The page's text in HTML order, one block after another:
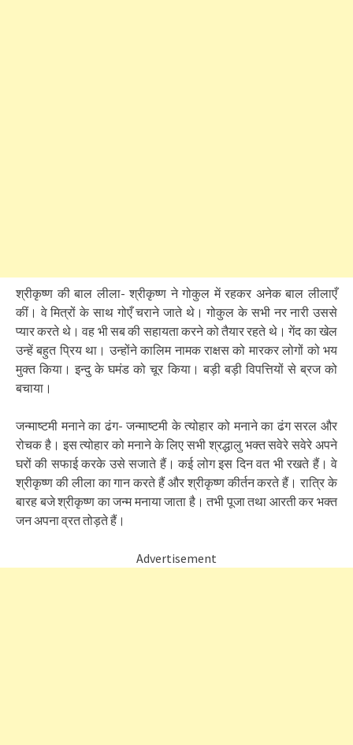
श्रीकृष्ण की बाल लीला- श्रीकृष्ण ने गोकुल में रहकर अनेक बाल लीलाएँ
कीं। वे मित्रों के साथ गोएँ चराने जाते थे। गोकुल के सभी नर नारी उससे
प्यार करते थे। वह भी सब की सहायता करने को तैयार रहते थे। गेंद का खेल
उन्हें बहुत प्रिय था। उन्होंने कालिम नामक राक्षस को मारकर लोगों को भय
मुक्त किया। इन्दु के घमंड को चूर किया। बड़ी बड़ी विपत्तियों से ब्रज को
बचाया।
जन्माष्टमी मनाने का ढंग- जन्माष्टमी के त्योहार को मनाने का ढंग सरल और
रोचक है। इस त्योहार को मनाने के लिए सभी श्रद्धालु भक्त सवेरे सवेरे अपने
घरों की सफाई करके उसे सजाते हैं। कई लोग इस दिन वत भी रखते हैं। वे
श्रीकृष्ण की लीला का गान करते हैं और श्रीकृष्ण कीर्तन करते हैं। रात्रि के
बारह बजे श्रीकृष्ण का जन्म मनाया जाता है। तभी पूजा तथा आरती कर भक्त
जन अपना व्रत तोड़ते हैं।
Advertisement